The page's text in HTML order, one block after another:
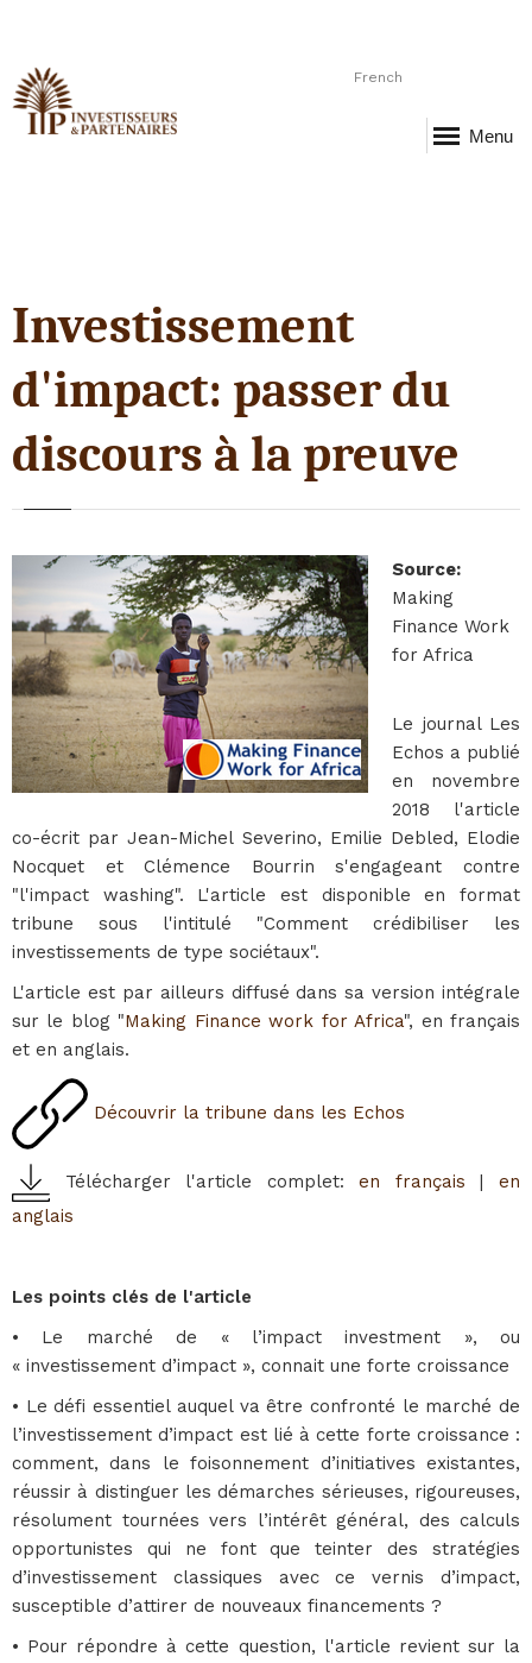
French
Menu
Investissement
d'impact: passer du
discours à la preuve
Source:
Making
Finance Work
for Africa
Le journal Les
Echos a publié
en novembre
2018 l'article
co-écrit par Jean-Michel Severino, Emilie Debled, Elodie
Nocquet et Clémence Bourrin s'engageant contre
"l'impact washing". L'article est disponible en format
tribune sous l'intitulé "Comment crédibiliser les
investissements de type sociétaux".
L'article est par ailleurs diffusé dans sa version intégrale
sur le blog "Making Finance work for Africa", en français
et en anglais.
Découvrir la tribune dans les Echos
Télécharger l'article complet:en français |en
anglais
Les points clés de l'article
• Le marché de « l’impact investment », ou
« investissement d’impact », connait une forte croissance
• Le défi essentiel auquel va être confronté le marché de
l’investissement d’impact est lié à cette forte croissance :
comment, dans le foisonnement d’initiatives existantes,
réussir à distinguer les démarches sérieuses, rigoureuses,
résolument tournées vers l’intérêt général, des calculs
opportunistes qui ne font que teinter des stratégies
d’investissement classiques avec ce vernis d’impact,
susceptible d’attirer de nouveaux financements ?
• Pour répondre à cette question, l'article revient sur la